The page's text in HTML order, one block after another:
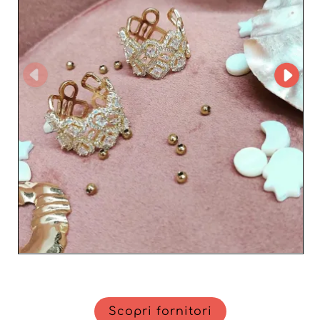
un’interfaccia intuitiva per navigare tra le diverse
categorie di prodotto ed effettuare gli ordini in pochi
vantaggiose per i professionisti, offrendo prezzi
competitivi e offerte esclusive che massimizzano il
margine dei rivenditori. Collaborando con Anabella, avrai
la certezza di ricevere prodotti di alta qualità, supportati
da un servizio professionale e da una logistica efficiente
che garantisce consegne rapide. In sintesi, Anabella non
è solo un fornitore, ma un partner dedicato al successo
della tua azienda. Scegli Anabella e aggiungi un tocco di
eleganza senza pari alla tua selezione di articoli per
donne, bebè e bambini.
Scopri fornitori